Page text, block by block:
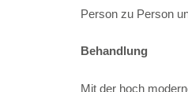
Person zu Person
Behandlung
Mit der hoch